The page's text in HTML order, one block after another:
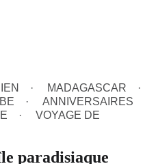
MADAGASCAR
ANNIVERSAIRES
VOYAGE DE
paradisiaque